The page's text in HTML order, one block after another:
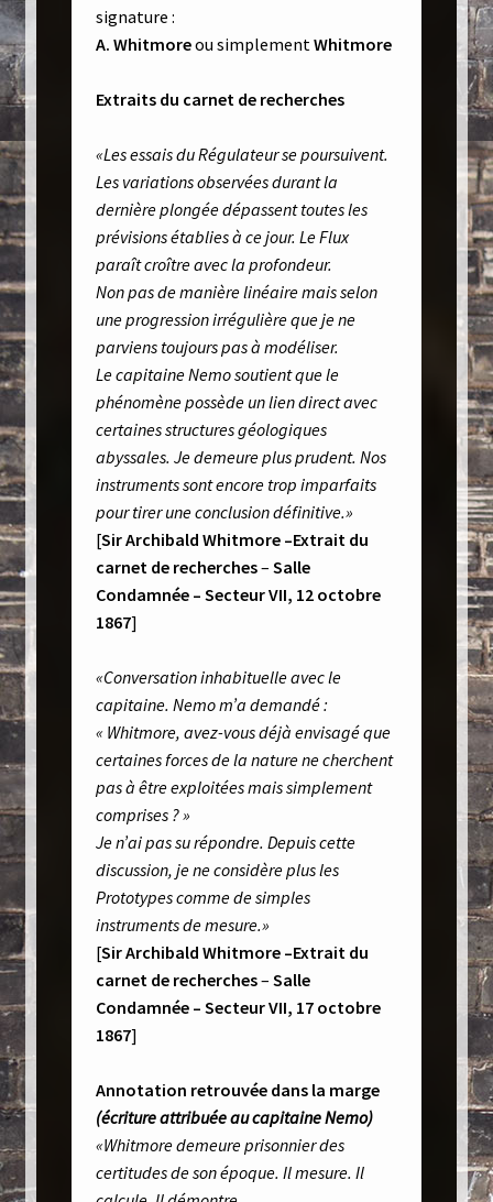
signature :
A. Whitmoreou simplementWhitmore
Extraits du carnet de recherches
«Les essais du Régulateur se poursuivent.
Les variations observées durant la
dernière plongée dépassent toutes les
prévisions établies à ce jour. Le Flux
paraît croître avec la profondeur.
Non pas de manière linéaire mais selon
une progression irrégulière que je ne
parviens toujours pas à modéliser.
Le capitaine Nemo soutient que le
phénomène possède un lien direct avec
certaines structures géologiques
abyssales. Je demeure plus prudent. Nos
instruments sont encore trop imparfaits
pour tirer une conclusion définitive.»
[Sir Archibald Whitmore –Extrait du
carnet de recherches–Salle
Condamnée – Secteur VII, 12 octobre
1867]
«Conversation inhabituelle avec le
capitaine. Nemo m’a demandé :
« Whitmore, avez-vous déjà envisagé que
certaines forces de la nature ne cherchent
pas à être exploitées mais simplement
comprises ? »
Je n’ai pas su répondre. Depuis cette
discussion, je ne considère plus les
Prototypes comme de simples
instruments de mesure.»
[Sir Archibald Whitmore –Extrait du
carnet de recherches–Salle
Condamnée – Secteur VII, 17 octobre
1867]
Annotation retrouvée dans la marge
(écriture attribuée au capitaine Nemo)
«Whitmore demeure prisonnier des
certitudes de son époque. Il mesure. Il